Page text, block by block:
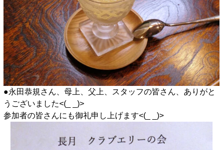
●永田恭規さん、母上、父上、スタッフの皆さん、ありがと
うございました<(_ _)>
参加者の皆さんにも御礼申し上げます<(_ _)>